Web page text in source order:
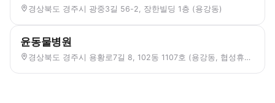
경상북도 경주시 광중3길 56-2, 장한빌딩 1층 (용강동)
윤동물병원
경상북도 경주시 용황로7길 8, 102동 1107호 (용강동, 협성휴포레용황)